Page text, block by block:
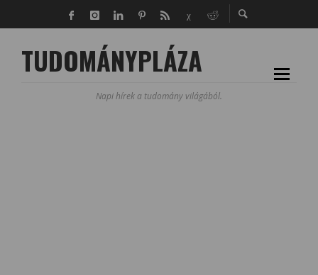
TUDOMÁNYPLÁZA
Napi hírek a tudomány világából.